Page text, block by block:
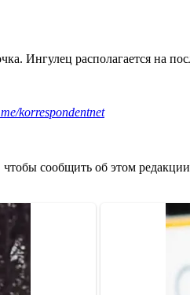
Ингулец располагается на
korrespondentnet
сообщить об этом